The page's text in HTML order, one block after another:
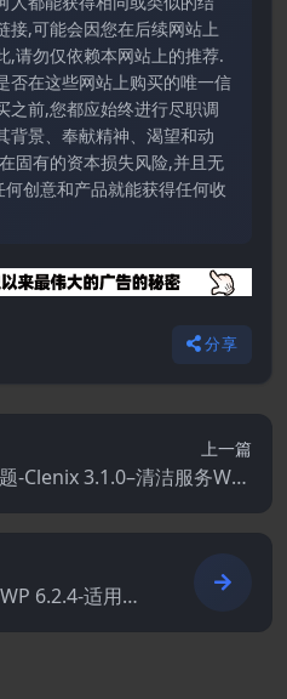
接,可能会因您在后续网站上
,请勿仅依赖本网站上的推荐.
否在这些网站上购买的唯一信
之前,您都应始终进行尽职调
背景、奉献精神、渴望和动
固有的资本损失风险,并且无
创意和产品就能获得任何收
分享
上一篇
-Clenix 3.1.0–清洁服务Wor
dPress主题
6.2.4-适用于
主题